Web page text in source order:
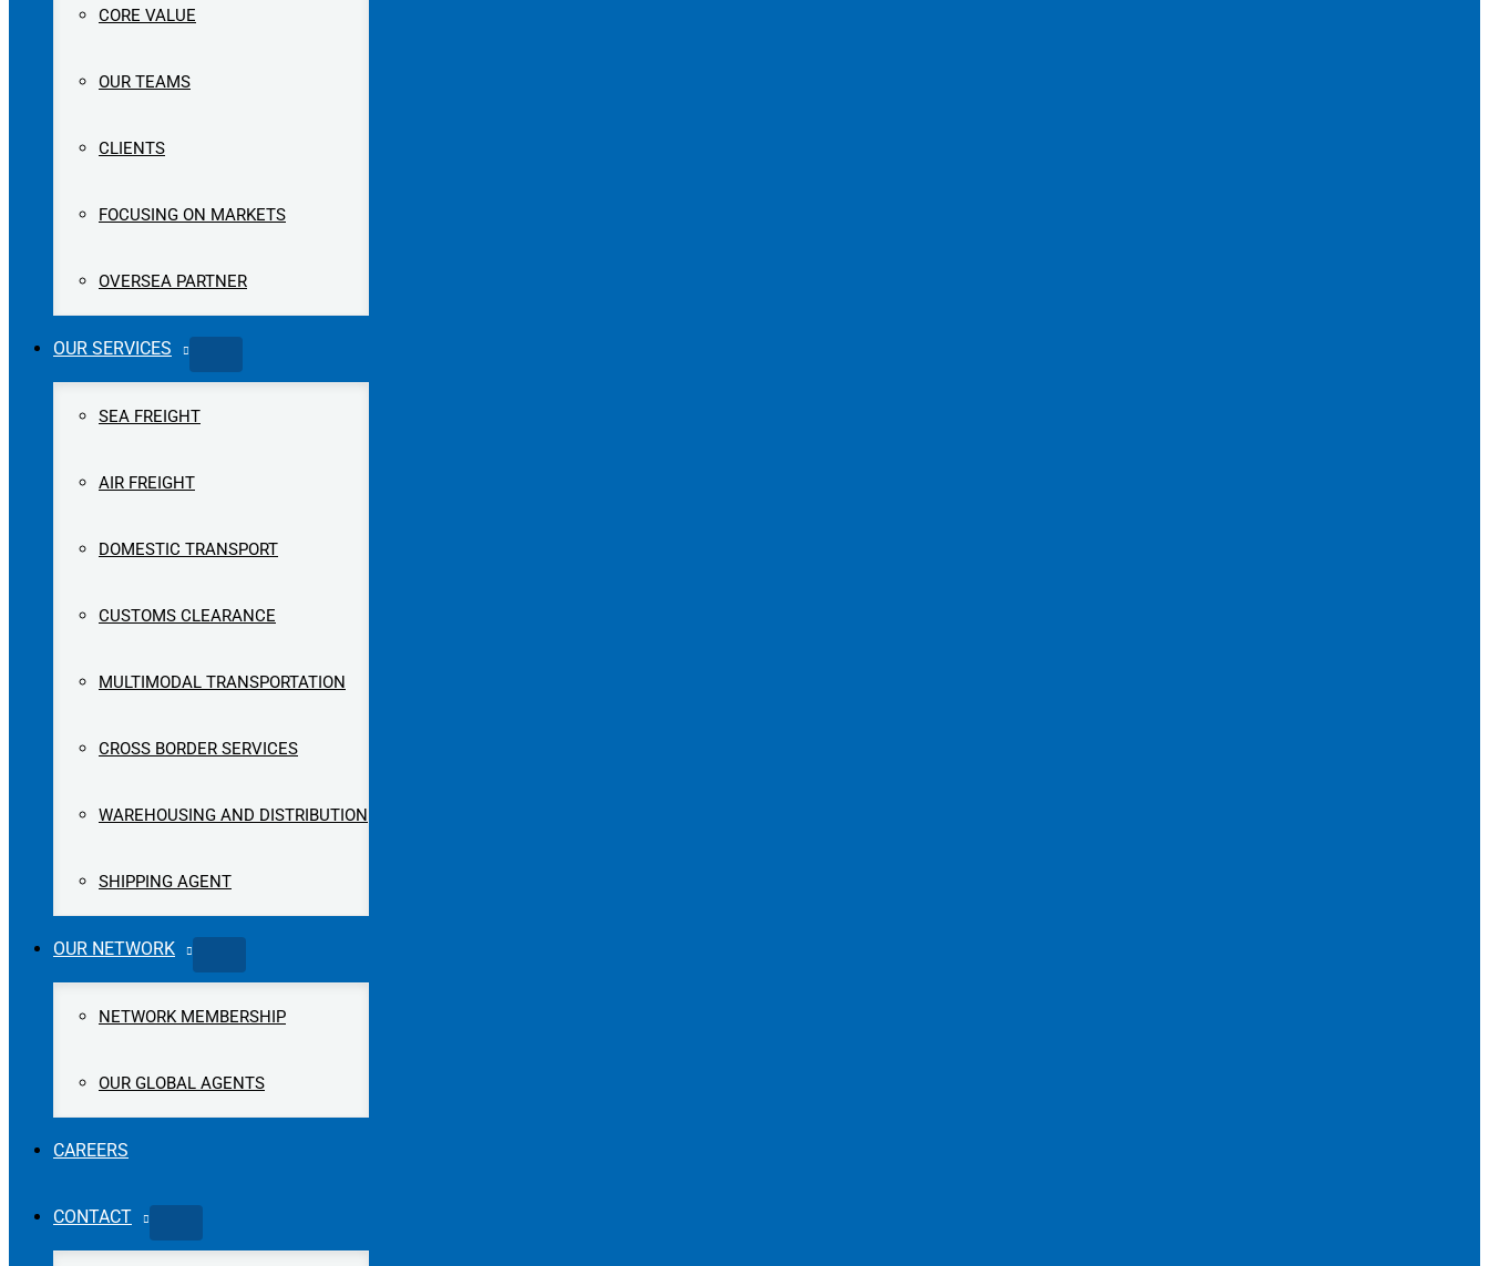
CORE VALUE
OUR TEAMS
CLIENTS
FOCUSING ON MARKETS
OVERSEA PARTNER
OUR SERVICES
SEA FREIGHT
AIR FREIGHT
DOMESTIC TRANSPORT
CUSTOMS CLEARANCE
MULTIMODAL TRANSPORTATION
CROSS BORDER SERVICES
WAREHOUSING AND DISTRIBUTION
SHIPPING AGENT
OUR NETWORK
NETWORK MEMBERSHIP
OUR GLOBAL AGENTS
CAREERS
CONTACT